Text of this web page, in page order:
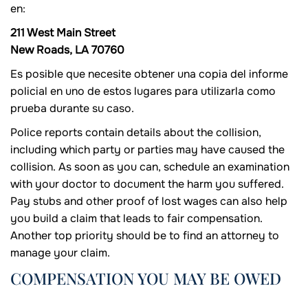
en:
211 West Main Street
New Roads, LA 70760
Es posible que necesite obtener una copia del informe
policial en uno de estos lugares para utilizarla como
prueba durante su caso.
Police reports contain details about the collision,
including which party or parties may have caused the
collision. As soon as you can, schedule an examination
with your doctor to document the harm you suffered.
Pay stubs and other proof of lost wages can also help
you build a claim that leads to fair compensation.
Another top priority should be to find an attorney to
manage your claim.
COMPENSATION YOU MAY BE OWED